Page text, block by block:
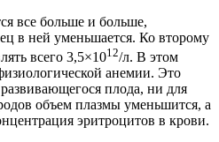
все больше и больше,
в ней уменьшается. Ко второму
всего 3,5×1012/л. В этом
анемии. Это
плода, ни для
объем плазмы уменьшится, а
эритроцитов в крови.